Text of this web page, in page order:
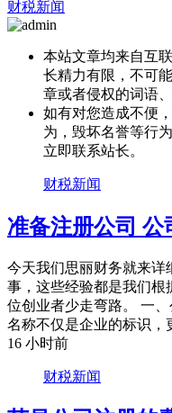
财税新闻
本站文章均来自互
长精力有限，不可
章或者侵权的词语
如有对您造成不便
为，毁坏名誉等行
立即联系站长。
财税新闻
准备注册公司 公
今天我们思丽财务就来详
事，这些经验都是我们根
位创业者少走弯路。 一
名称不仅是企业的标识，
16 小时前
财税新闻